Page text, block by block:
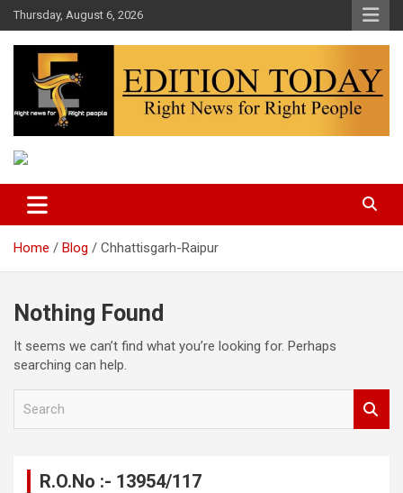
Skip
to
content
Thursday, August 6, 2026
Edition Today
Home Blog Chhattisgarh-Raipur
Nothing Found
It seems we can’t find what you’re looking for. Perhaps
searching can help.
R.O.No :- 13954/117